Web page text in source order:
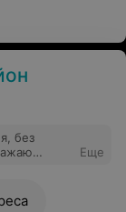
без
Еще